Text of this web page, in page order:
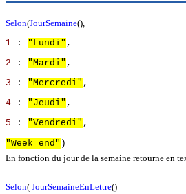
Selon(JourSemaine(),
1 : "Lundi" ,
2 : "Mardi" ,
3 : "Mercredi" ,
4 : "Jeudi" ,
5 : "Vendredi" ,
"Week end" )
En fonction du jour de la semaine retourne en
Selon( JourSemaineEnLettre()